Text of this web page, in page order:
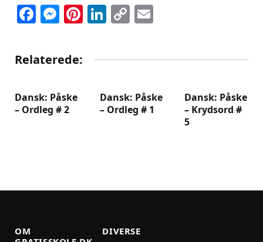
Facebook
Messenger
Pinterest
LinkedIn
Copy
Relaterede:
Dansk: Påske
– Ordleg # 2
Dansk: Påske
– Ordleg # 1
Dansk: Påske
– Krydsord #
5
OM
DIVERSE